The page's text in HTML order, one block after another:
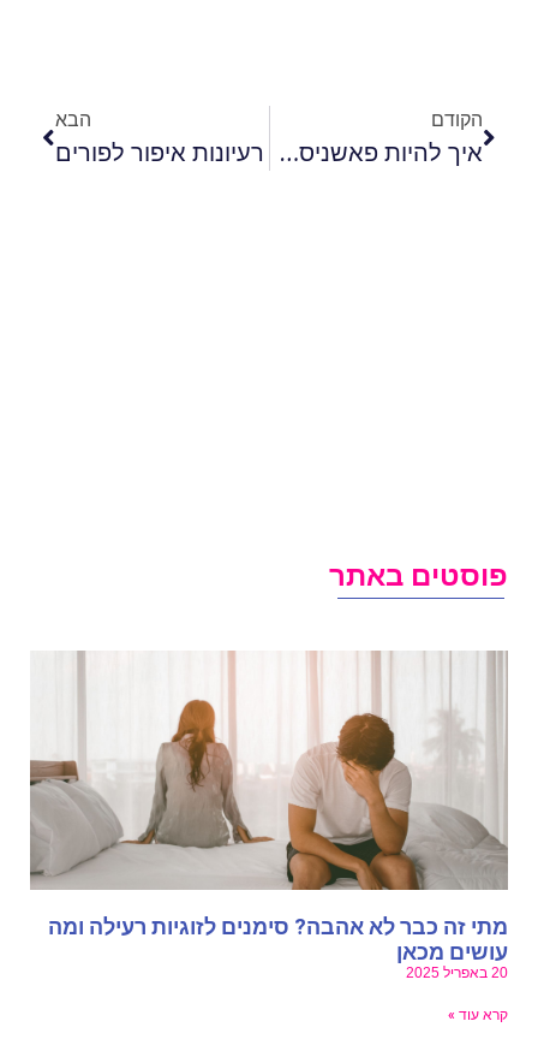
הקודם
איך להיות פאשניסטה מצליחה?
הבא
רעיונות איפור לפורים
באתר
זה כבר לא אהבה? סימנים לזוגיות רעילה ומה
מכאן
עוד »